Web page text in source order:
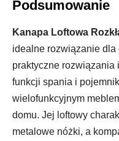
Podsumowanie
Kanapa Loftowa
idealne rozwiązanie dla
praktyczne rozwiązania
funkcji spania i
wielofunkcyjnym
domu. Jej loftowy
metalowe nóżki, a